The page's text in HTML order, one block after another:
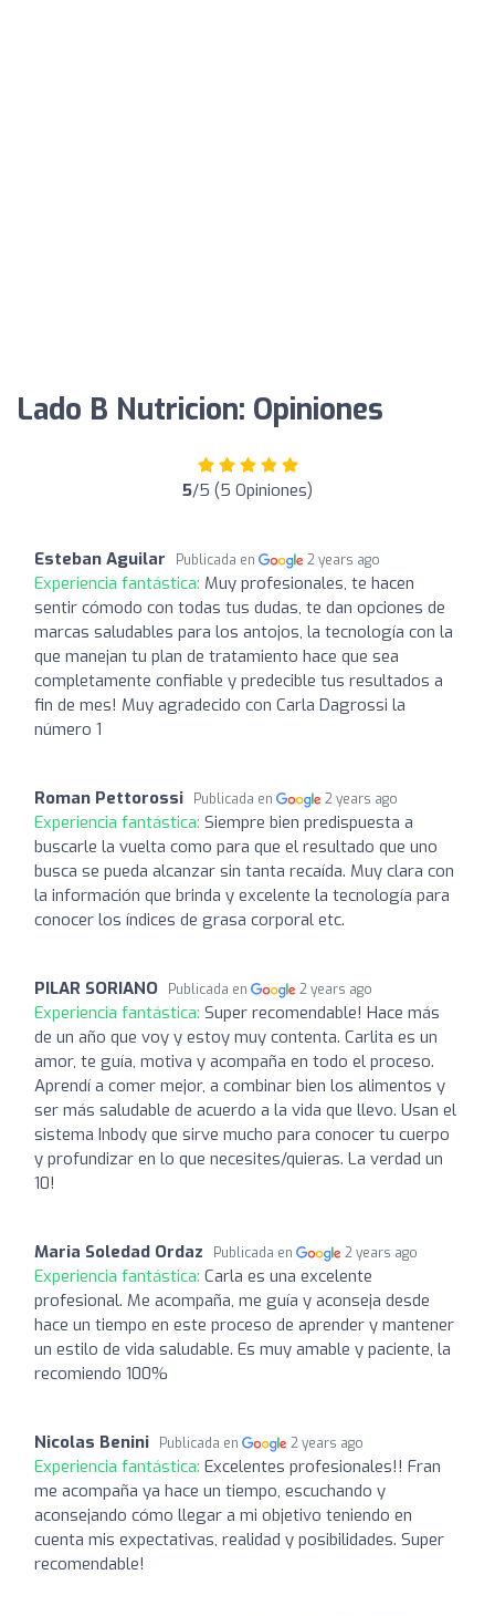
Lado B Nutricion: Opiniones
5/5 (5 Opiniones)
Esteban Aguilar Publicada en 2 years ago
Experiencia fantástica: Muy profesionales, te hacen
sentir cómodo con todas tus dudas, te dan opciones de
marcas saludables para los antojos, la tecnología con la
que manejan tu plan de tratamiento hace que sea
completamente confiable y predecible tus resultados a
fin de mes! Muy agradecido con Carla Dagrossi la
número 1
Roman Pettorossi Publicada en 2 years ago
Experiencia fantástica: Siempre bien predispuesta a
buscarle la vuelta como para que el resultado que uno
busca se pueda alcanzar sin tanta recaída. Muy clara con
la información que brinda y excelente la tecnología para
conocer los índices de grasa corporal etc.
PILAR SORIANO Publicada en 2 years ago
Experiencia fantástica: Super recomendable! Hace más
de un año que voy y estoy muy contenta. Carlita es un
amor, te guía, motiva y acompaña en todo el proceso.
Aprendí a comer mejor, a combinar bien los alimentos y
ser más saludable de acuerdo a la vida que llevo. Usan el
sistema Inbody que sirve mucho para conocer tu cuerpo
y profundizar en lo que necesites/quieras. La verdad un
10!
Maria Soledad Ordaz Publicada en 2 years ago
Experiencia fantástica: Carla es una excelente
profesional. Me acompaña, me guía y aconseja desde
hace un tiempo en este proceso de aprender y mantener
un estilo de vida saludable. Es muy amable y paciente, la
recomiendo 100%
Nicolas Benini Publicada en 2 years ago
Experiencia fantástica: Excelentes profesionales!! Fran
me acompaña ya hace un tiempo, escuchando y
aconsejando cómo llegar a mi objetivo teniendo en
cuenta mis expectativas, realidad y posibilidades. Super
recomendable!